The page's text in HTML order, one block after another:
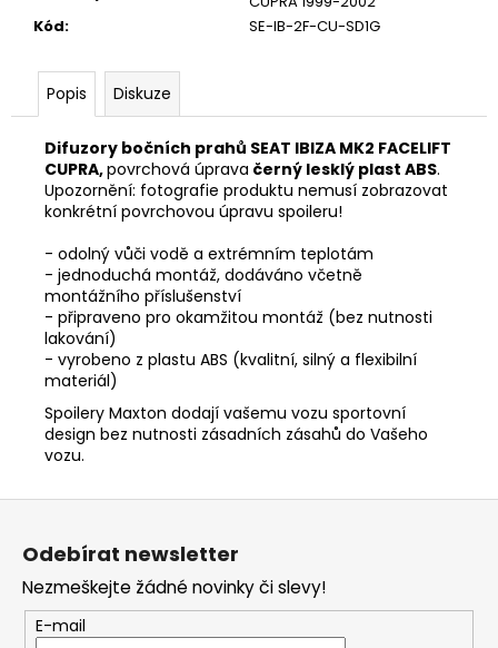
Kód: SE-IB-2F-CU-SD1G
Popis Diskuze
Difuzory bočních prahů SEAT IBIZA MK2 FACELIFT
CUPRA,povrchová úprava černý lesklý plast ABS.
Upozornění: fotografie produktu nemusí zobrazovat
konkrétní povrchovou úpravu spoileru!
- odolný vůči vodě a extrémním teplotám
- jednoduchá montáž, dodáváno včetně
montážního příslušenství
- připraveno pro okamžitou montáž (bez nutnosti
lakování)
- vyrobeno z plastu ABS (kvalitní, silný a flexibilní
materiál)
Spoilery Maxton dodají vašemu vozu sportovní
design bez nutnosti zásadních zásahů do Vašeho
vozu.
Z
Odebírat newsletter
Nezmeškejte žádné novinky či slevy!
E-mail